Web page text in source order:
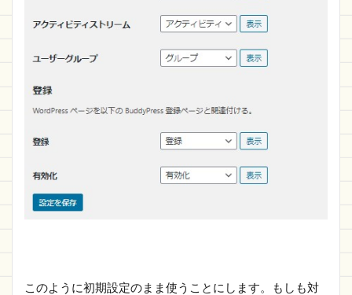
このように初期設定のまま使うことにします。もしも対